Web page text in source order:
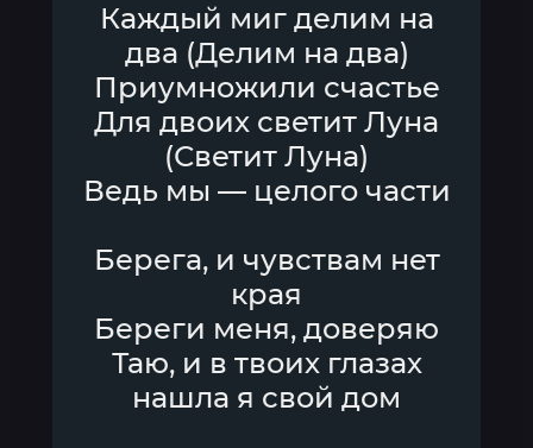
Каждый миг делим на
два (Делим на два)
Приумножили счастье
Для двоих светит Луна
(Светит Луна)
Ведь мы — целого части
Берега, и чувствам нет
края
Береги меня, доверяю
Таю, и в твоих глазах
нашла я свой дом